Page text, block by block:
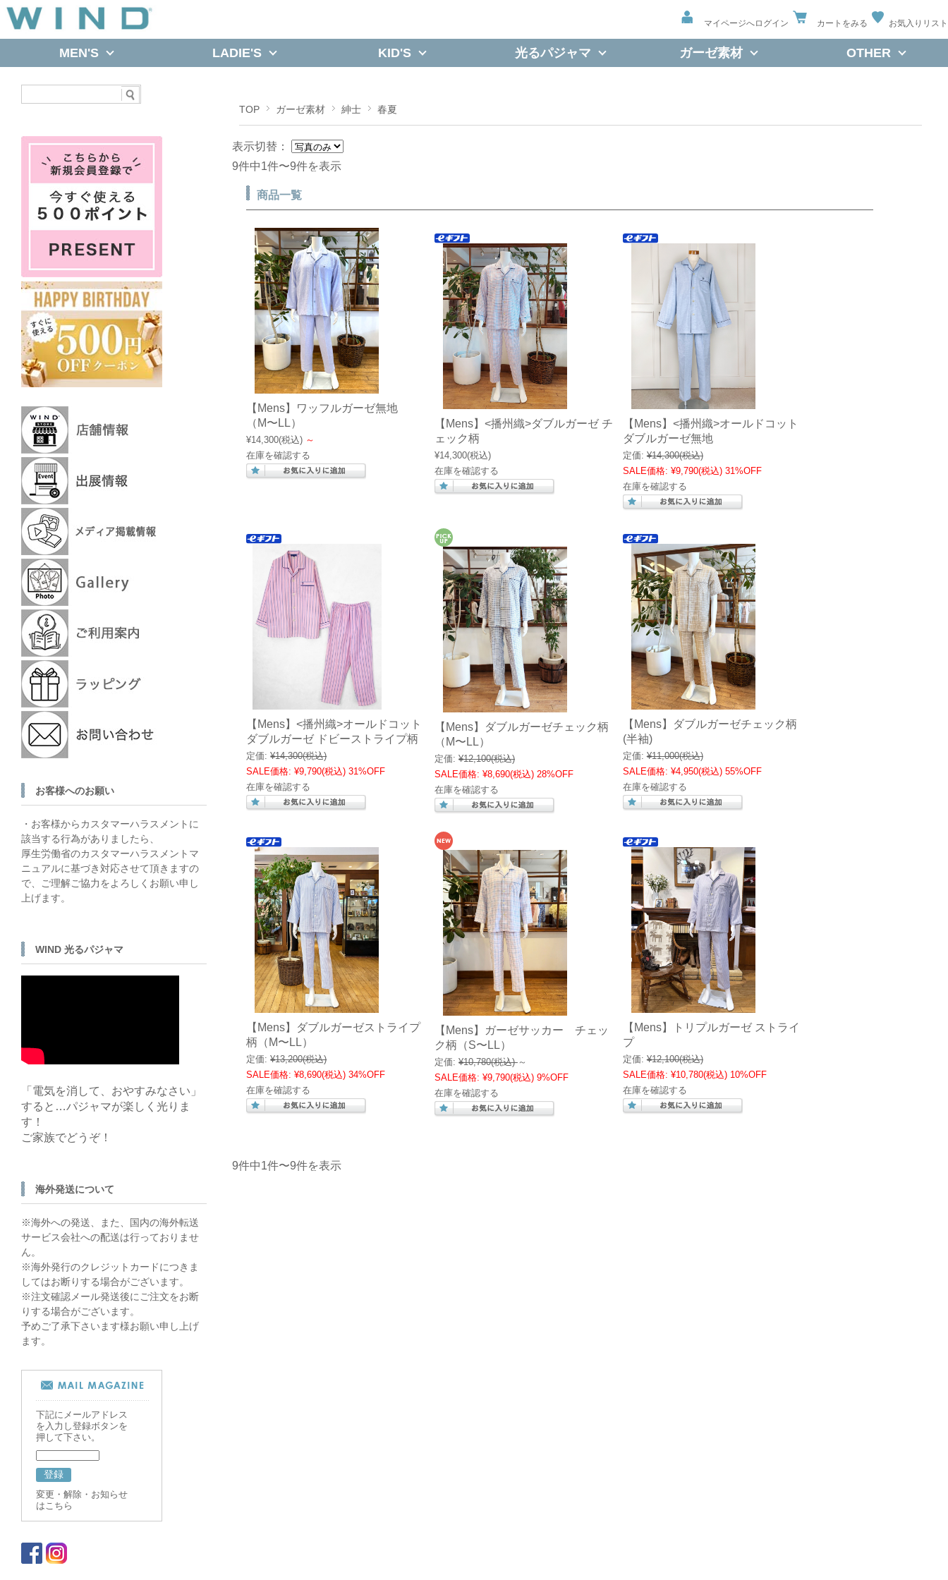
マイページへログイン カートをみる お気入りリスト
MEN'S LADIE'S KID'S 光るパジャマ ガーゼ素材 OTHER
TOP ガーゼ素材 紳士 春夏
表示切替：
9件中1件〜9件を表示
商品一覧
【Mens】ワッフルガーゼ無地
（M〜LL）
¥14,300(税込) ～
在庫を確認する
【Mens】<播州織>ダブルガーゼ チ
ェック柄
¥14,300(税込)
在庫を確認する
【Mens】<播州織>オールドコット
ダブルガーゼ無地
定価: ¥14,300(税込)
SALE価格: ¥9,790(税込) 31%OFF
在庫を確認する
【Mens】<播州織>オールドコット
ダブルガーゼ ドビーストライプ柄
定価: ¥14,300(税込)
SALE価格: ¥9,790(税込) 31%OFF
在庫を確認する
【Mens】ダブルガーゼチェック柄
（M〜LL）
定価: ¥12,100(税込)
SALE価格: ¥8,690(税込) 28%OFF
在庫を確認する
【Mens】ダブルガーゼチェック柄
(半袖)
定価: ¥11,000(税込)
SALE価格: ¥4,950(税込) 55%OFF
在庫を確認する
【Mens】ダブルガーゼストライプ
柄（M〜LL）
定価: ¥13,200(税込)
SALE価格: ¥8,690(税込) 34%OFF
在庫を確認する
【Mens】ガーゼサッカー チェッ
ク柄（S〜LL）
定価: ¥10,780(税込) ～
SALE価格: ¥9,790(税込) 9%OFF
在庫を確認する
【Mens】トリプルガーゼ ストライ
プ
定価: ¥12,100(税込)
SALE価格: ¥10,780(税込) 10%OFF
在庫を確認する
9件中1件〜9件を表示
お客様へのお願い
・お客様からカスタマーハラスメントに
該当する行為がありましたら、
厚生労働省のカスタマーハラスメントマ
ニュアルに基づき対応させて頂きますの
で、ご理解ご協力をよろしくお願い申し
上げます。
WIND 光るパジャマ
「電気を消して、おやすみなさい」
すると…パジャマが楽しく光りま
す！
ご家族でどうぞ！
海外発送について
※海外への発送、また、国内の海外転送
サービス会社への配送は行っておりませ
ん。
※海外発行のクレジットカードにつきま
してはお断りする場合がございます。
※注文確認メール発送後にご注文をお断
りする場合がございます。
予めご了承下さいます様お願い申し上げ
ます。
下記にメールアドレス
を入力し登録ボタンを
押して下さい。
変更・解除・お知らせ
はこちら